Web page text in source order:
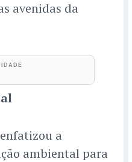
avenidas da
a
ambiental para